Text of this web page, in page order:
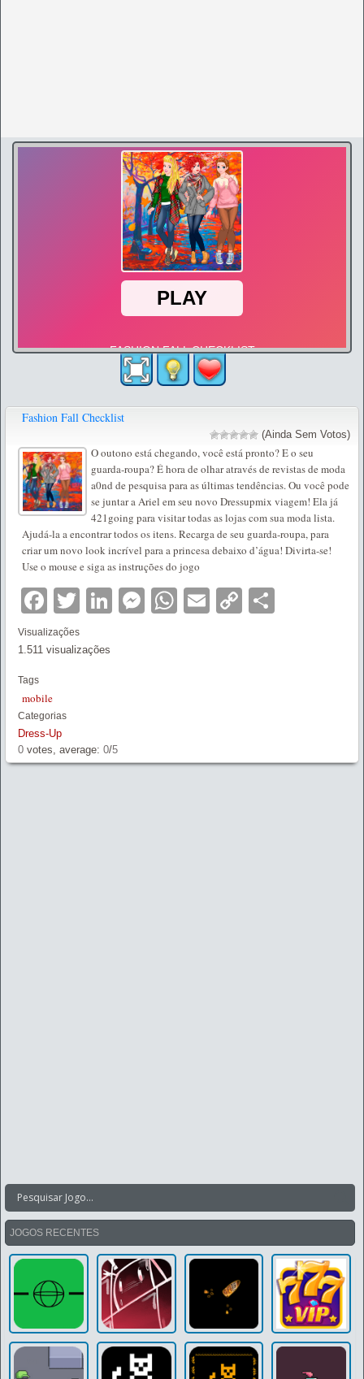
Fashion Fall Checklist
(Ainda Sem Votos)
O outono está chegando, você está pronto? E o seu
guarda-roupa? É hora de olhar através de revistas de moda
a0nd de pesquisa para as últimas tendências. Ou você pode
se juntar a Ariel em seu novo Dressupmix viagem! Ela já
421going para visitar todas as lojas com sua moda lista.
Ajudá-la a encontrar todos os itens. Recarga de seu guarda-roupa, para
criar um novo look incrível para a princesa debaixo d’água! Divirta-se!
Use o mouse e siga as instruções do jogo
Facebook
TwitterLinkedIn
Messenger
WhatsApp
EmailCopy
Visualizações
1.511 visualizações
Tags
mobile
Categorias
Dress-Up
0 votes, average: 0/5
JOGOS RECENTES